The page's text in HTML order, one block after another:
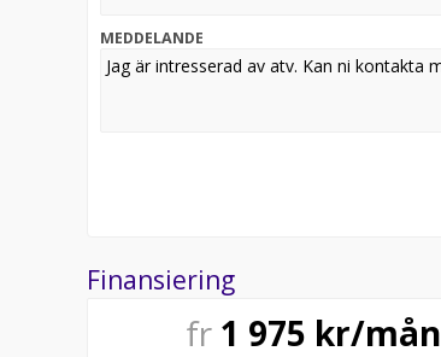
MEDDELANDE
Finansiering
fr 1 975 kr/mån